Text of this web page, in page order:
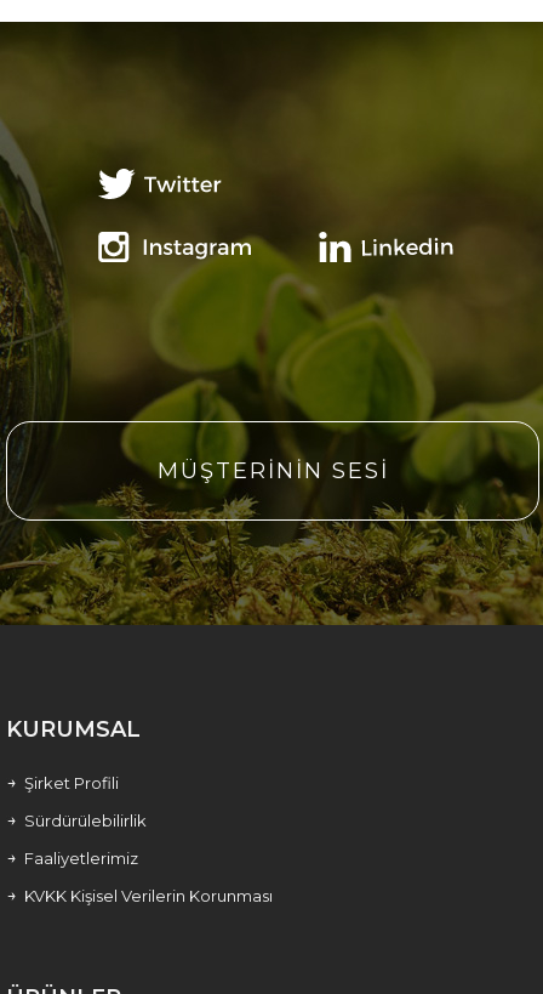
MÜŞTERİNİN SESİ
KURUMSAL
Şirket Profili
Sürdürülebilirlik
Faaliyetlerimiz
KVKK Kişisel Verilerin Korunması